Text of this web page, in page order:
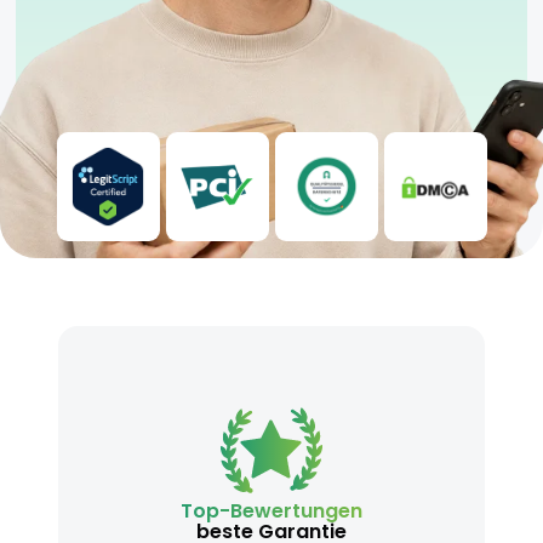
Top-Bewertungen
beste Garantie